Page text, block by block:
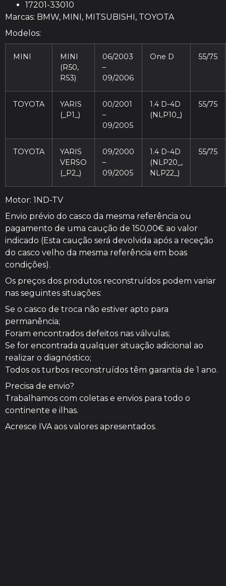
17201-33010
Marcas: BMW, MINI, MITSUBISHI, TOYOTA
Modelos:
MINI
MINI
(R50,
R53)
06/2003
–
09/2006
One D 55/75
TOYOTA
YARIS
(_P1_)
00/2001
–
09/2005
1.4 D-4D
(NLP10_)
55/75
TOYOTA
YARIS
VERSO
(_P2_)
09/2000
–
09/2005
1.4 D-4D
(NLP20_,
NLP22_)
55/75
Motor: 1ND-TV
Envio prévio do casco da mesma referência ou
pagamento de uma caução de 150,00€ ao valor
indicado (Esta caução será devolvida após a receção
do casco velho da mesma referência em boas
condições).
Os preços dos produtos reconstruídos podem variar
nas seguintes situações:
Se o casco de troca não estiver apto para
permanência;
Foram encontrados defeitos nas válvulas;
Se for encontrada qualquer situação adicional ao
realizar o diagnóstico;
Todos os turbos reconstruídos têm garantia de 1 ano.
Precisa de envio?
Trabalhamos com coletas e envios para todo o
continente e ilhas.
Acresce IVA aos valores apresentados.